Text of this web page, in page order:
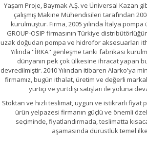
Yaşam Proje, Baymak A.Ş. ve Üniversal Kazan
çalışmış Makine Mühendisileri tarafından
kurulmuştur. Firma, 2005 yılında İtalya pompa
GROUP-OSIP firmasının Türkiye
uzak doğudan pompa ve hidrofor aksesuarları
Yılında ''İRKA'' genleşme tankı fabrikası
dünyanın pek çok ülkesine ihracat yapan
devredilmiştir. 2010 Yılından itibaren Alarko'ya
firmamız, bugün ithalat, üretim ve değerli
yurtiçi ve yurtdışı satışları ile yoluna
Stoktan ve hızlı teslimat, uygun ve istikrarlı fiyat
ürün yelpazesi firmanın güçlü ve önemli
seçiminde, fiyatlandırmada, teslimatta
aşamasında dürüstlük temel